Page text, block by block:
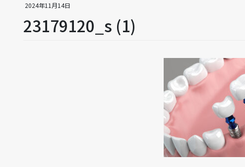
2024年11月14日
23179120_s (1)